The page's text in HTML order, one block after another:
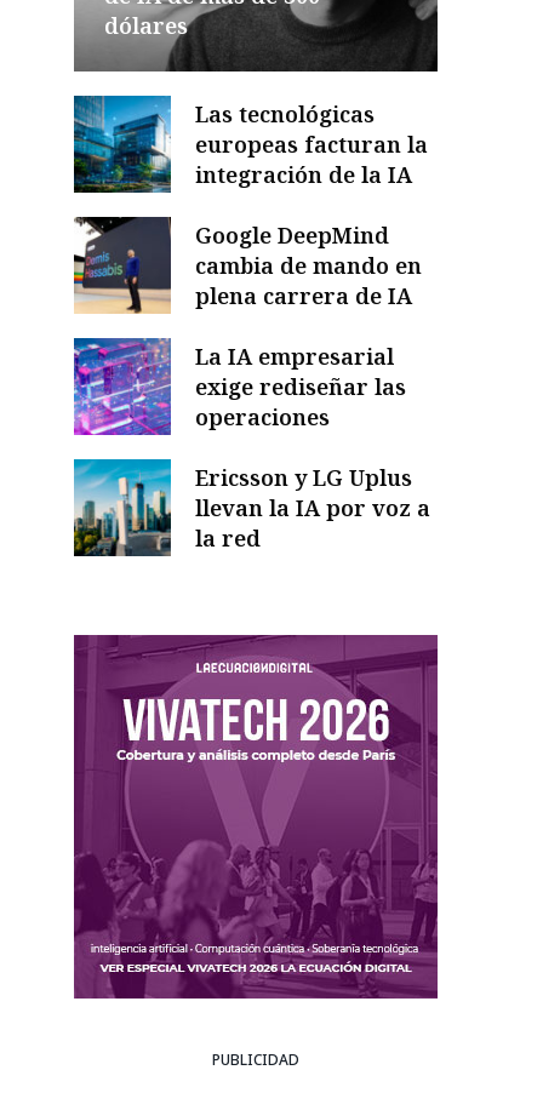
dólares
Las tecnológicas
europeas facturan la
integración de la IA
Google DeepMind
cambia de mando en
plena carrera de IA
La IA empresarial
exige rediseñar las
operaciones
Ericsson y LG Uplus
llevan la IA por voz a
la red
PUBLICIDAD